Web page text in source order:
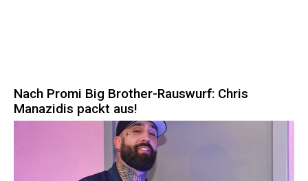
Nach Promi Big Brother-Rauswurf: Chris
Manazidis packt aus!